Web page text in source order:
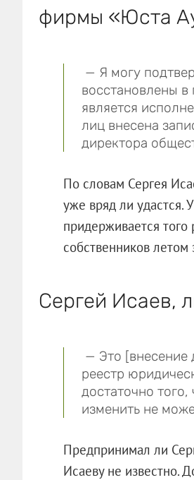
фирмы «Юста
— Я могу
восстановлены
является
лиц внесена
директора
По словам Сергея
уже вряд ли удастся.
придерживается
собственников летом
Сергей Исаев,
— Это [внесение
реестр
достаточно
изменить не
Предпринимал ли
Исаеву не известно.